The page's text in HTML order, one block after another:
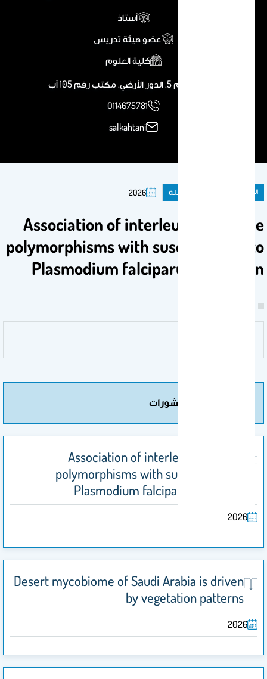
أستاذ
عضو هيئة تدريس
كلية العلوم
مبنى رقم 5. الدور الأرضي. مكتب رقم 105 أب
0114675781
salkahtani
المنشورات مقال فى مجلة 2026
Association of interleukin-33 gene
polymorphisms with susceptibility to
Plasmodium falciparum infection
مزيد من المنشورات
Association of interleukin-33 gene
polymorphisms with susceptibility to
Plasmodium falciparum infection
2026
Desert mycobiome of Saudi Arabia is driven
by vegetation patterns
2026